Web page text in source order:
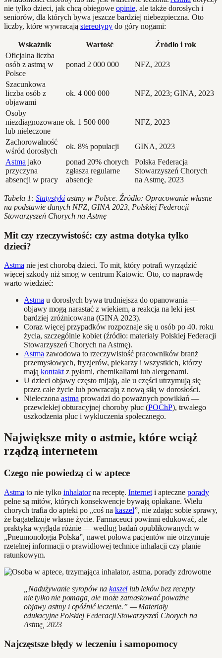
nie tylko dzieci, jak chcą obiegowe opinie, ale także dorosłych i
seniorów, dla których bywa jeszcze bardziej niebezpieczna. Oto
liczby, które wywracają stereotypy do góry nogami:
Wskaźnik Wartość
Źródło i rok
Oficjalna liczba
osób z astmą w
Polsce
ponad 2 000 000 NFZ, 2023
Szacunkowa
liczba osób z
objawami
ok. 4 000 000 NFZ, 2023; GINA, 2023
Osoby
niezdiagnozowane
lub nieleczone
ok. 1 500 000 NFZ, 2023
Zachorowalność
wśród dorosłych
ok. 8% populacji
GINA, 2023
Astma jako
przyczyna
absencji w pracy
ponad 20% chorych
zgłasza regularne
absencje
Polska Federacja
Stowarzyszeń Chorych
na Astmę, 2023
Tabela 1: Statystyki astmy w Polsce. Źródło: Opracowanie własne
na podstawie danych NFZ, GINA 2023, Polskiej Federacji
Stowarzyszeń Chorych na Astmę
Mit czy rzeczywistość: czy astma dotyka tylko
dzieci?
Astma nie jest chorobą dzieci. To mit, który potrafi wyrządzić
więcej szkody niż smog w centrum Katowic. Oto, co naprawdę
warto wiedzieć:
Astma u dorosłych bywa trudniejsza do opanowania —
objawy mogą narastać z wiekiem, a reakcja na leki jest
bardziej zróżnicowana (GINA 2023).
Coraz więcej przypadków rozpoznaje się u osób po 40. roku
życia, szczególnie kobiet (źródło: materiały Polskiej Federacji
Stowarzyszeń Chorych na Astmę).
Astma zawodowa to rzeczywistość pracowników branż
przemysłowych, fryzjerów, piekarzy i wszystkich, którzy
mają kontakt z pyłami, chemikaliami lub alergenami.
U dzieci objawy często mijają, ale u części utrzymują się
przez całe życie lub powracają z nową siłą w dorosłości.
Nieleczona astma prowadzi do poważnych powikłań —
przewlekłej obturacyjnej choroby płuc (POChP), trwałego
uszkodzenia płuc i wykluczenia społecznego.
Największe mity o astmie, które wciąż
rządzą internetem
Czego nie powiedzą ci w aptece
Astma to nie tylko inhalatorna receptę. Internet i apteczne porady
pełne są mitów, których konsekwencje bywają opłakane. Wielu
chorych trafia do apteki po „coś na kaszel”, nie zdając sobie sprawy,
że bagatelizuje własne życie. Farmaceuci powinni edukować, ale
praktyka wygląda różnie — według badań opublikowanych w
„Pneumonologia Polska”, nawet połowa pacjentów nie otrzymuje
rzetelnej informacji o prawidłowej technice inhalacji czy planie
ratunkowym.
„Nadużywanie syropów nakaszel lub leków bez recepty
nie tylko nie pomaga, ale może zamaskować poważne
objawy astmy i opóźnić leczenie.” — Materiały
edukacyjne Polskiej Federacji Stowarzyszeń Chorych na
Astmę, 2023
Najczęstsze błędy w leczeniu i samopomocy